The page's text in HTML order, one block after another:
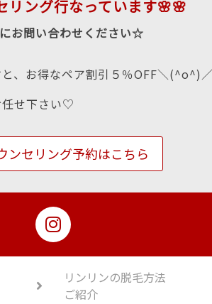
リング行なっています🌸🌸
お問い合わせください☆
、お得なペア割引５％OFF＼(^o^)
任せ下さい♡
ンセリング予約はこちら
リンリンの脱毛方法
ご紹介